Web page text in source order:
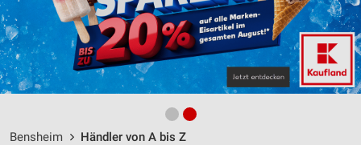
Bensheim Händler von A bis Z